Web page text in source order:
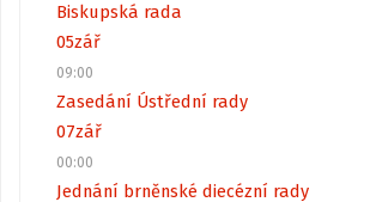
Biskupská rada
05zář
09:00
Zasedání Ústřední rady
07zář
00:00
Jednání brněnské diecézní rady